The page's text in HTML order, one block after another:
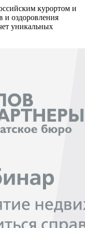
курортом и
и оздоровления
уникальных